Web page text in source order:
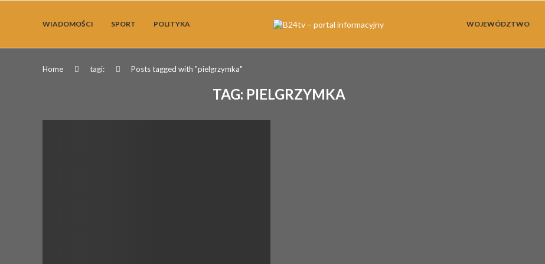
WIADOMOŚCI SPORT POLITYKA WOJEWÓDZTWO
Home tagi: Posts tagged with "pielgrzymka"
TAG: PIELGRZYMKA